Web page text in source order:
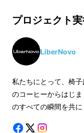
■ お届け内容
・LiberNovo Omni
× 1
※送料無料（国内
※本製品は組立が必
ツはプロジェクト
プロジェクト
LiberNovo
私たちにとって、椅
のコーヒーからはじ
のすべての瞬間を共